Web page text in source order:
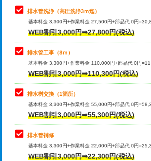
排水管工事（追加 排水管工事/3ｍ超
え）
マス交換（土の掘削・埋め戻し作業）
マス交換（深さ50㎝未満）
マス交換（深さ50㎝以上）
コンクリート斫り（厚さ10㎝まで）
コンクリート斫り（厚さ10㎝超え）
モルタル補修（厚さ10㎝まで）
モルタル補修（厚さ10㎝超え）
理・調整・分解・加工など（中作業）
止水・漏水調査・防水処理・清掃・修
理・調整・分解・加工など（重作業）
その他部品の脱着
交換・取付（タンク）
交換・取付(単水栓（壁付・デッキ
式）)
交換・取付(混合水栓（壁付・デッキ
式・ワンホール）)
交換・取付(排水栓・排水トラップ
排水管洗浄（高圧洗浄3ｍ迄）
基本料金 3,300円+作業料金 27,500円+部品代 0円
WEB割引3,000円➡27,800円(税込)
排水管工事（8ｍ）
基本料金 3,300円+作業料金 110,000円+部品代 0円
WEB割引3,000円➡110,300円(税込)
排水桝交換（1箇所）
基本料金 3,300円+作業料金 55,000円+部品代 0円
WEB割引3,000円➡55,300円(税込)
排水管補修
基本料金 3,300円+作業料金 22,000円+部品代 0円
WEB割引3,000円➡22,300円(税込)